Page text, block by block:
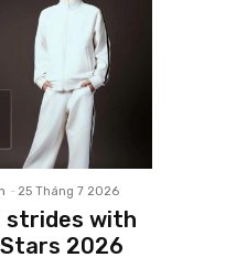
- 25 Tháng 7 2026
strides with
Stars 2026